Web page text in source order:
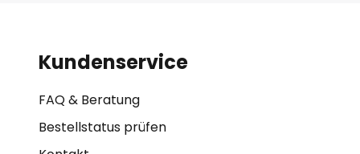
Kundenservice
FAQ & Beratung
Bestellstatus prüfen